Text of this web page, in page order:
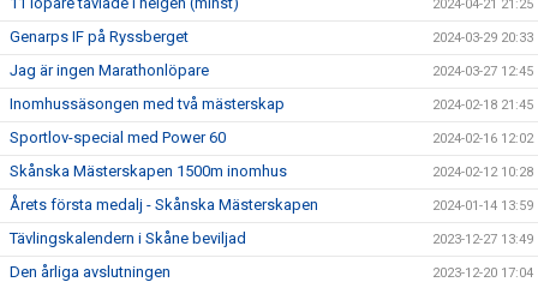
2024-04-21 21:25
Genarps IF på Ryssberget 2024-03-29 20:33
Jag är ingen Marathonlöpare 2024-03-27 12:45
Inomhussäsongen med två mästerskap 2024-02-18 21:45
Sportlov-special med Power 60 2024-02-16 12:02
Skånska Mästerskapen 1500m inomhus 2024-02-12 10:28
Årets första medalj - Skånska Mästerskapen 2024-01-14 13:59
Tävlingskalendern i Skåne beviljad 2023-12-27 13:49
Den årliga avslutningen 2023-12-20 17:04